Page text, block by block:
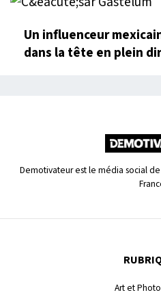
Un influenceur
dans la tête en plein
Demotivateur est le média social
Art et